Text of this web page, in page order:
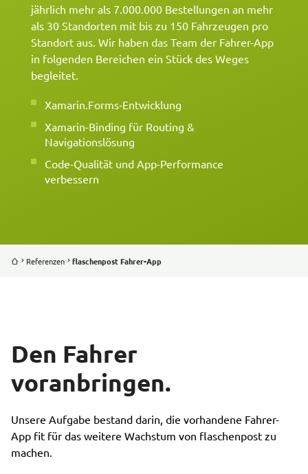
jährlich mehr als 7.000.000 Bestellungen an mehr
als 30 Standorten mit bis zu 150 Fahrzeugen pro
Standort aus. Wir haben das Team der Fahrer-App
in folgenden Bereichen ein Stück des Weges
begleitet.
Xamarin.Forms-Entwicklung
Xamarin-Binding für Routing &
Navigationslösung
Code-Qualität und App-Performance
verbessern
Referenzen flaschenpost Fahrer-App
Den Fahrer
voranbringen.
Unsere Aufgabe bestand darin, die vorhandene Fahrer-
App fit für das weitere Wachstum von flaschenpost zu
machen.